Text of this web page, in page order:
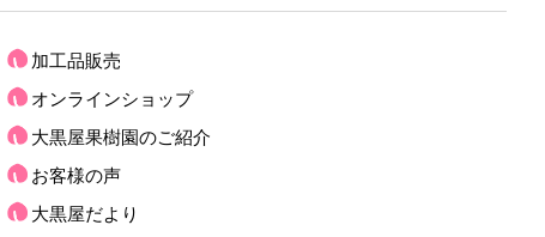
加工品販売
オンラインショップ
大黒屋果樹園のご紹介
お客様の声
大黒屋だより